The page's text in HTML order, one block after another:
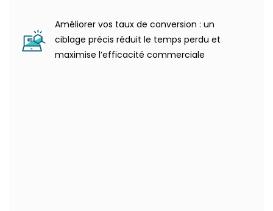
Améliorer vos taux de conversion : un
ciblage précis réduit le temps perdu et
maximise l’efficacité commerciale